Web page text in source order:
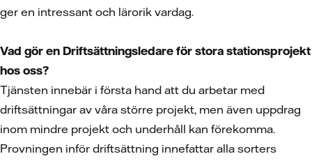
ger en intressant och lärorik vardag.
Vad gör en Driftsättningsledare för stora stationsprojekt
hos oss?
Tjänsten innebär i första hand att du arbetar med
driftsättningar av våra större projekt, men även uppdrag
inom mindre projekt och underhåll kan förekomma.
Provningen inför driftsättning innefattar alla sorters